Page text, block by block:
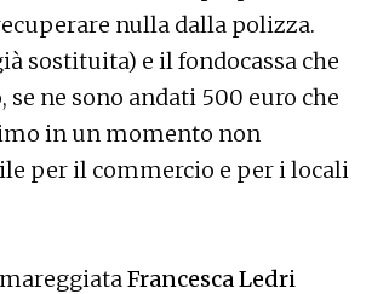
nulla dalla polizza.
sostituita) e il fondocassa che
se ne sono andati 500 euro che
in un momento non
per il commercio e per i locali
Francesca Ledri